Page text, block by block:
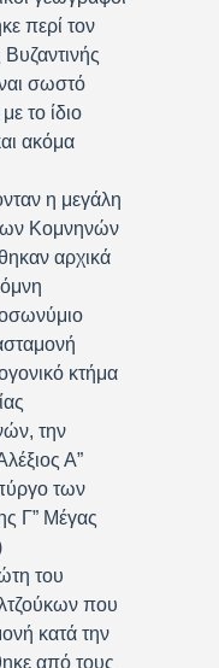
περί τον
σωστό
το ίδιο
ακόμα
η μεγάλη
Κομνηνών
αρχικά
κτήμα
την
Α”
των
Γ” Μέγας
του
που
κατά την
από τους